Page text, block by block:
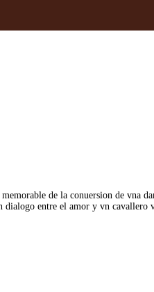
de la conuersion de vna
dialogo entre el amor y vn